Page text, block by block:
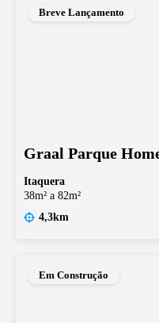
Breve Lançamento
Graal Parque
Itaquera
38m² a 82m²
4,3km
Em Construção